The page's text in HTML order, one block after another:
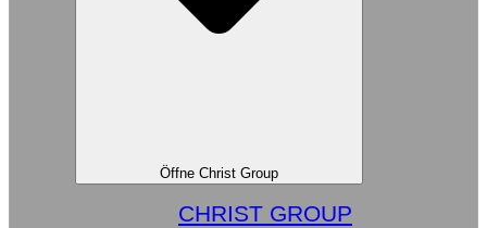
Öffne Christ Group
CHRIST GROUP